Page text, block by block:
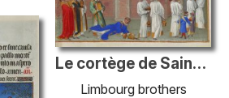
Le cortège de Saint Grégoire
Limbourg brothers